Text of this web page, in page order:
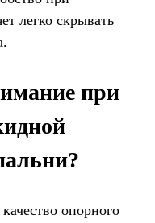
легко скрывать
при
опорного